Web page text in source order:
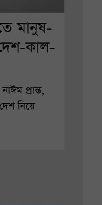
মানুষ-
কাল-
প্রান্ত,
নিয়ে